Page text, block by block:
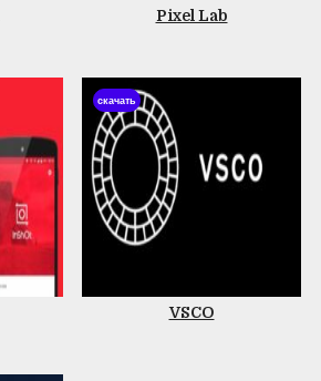
Pixel Lab
скачать
VSCO